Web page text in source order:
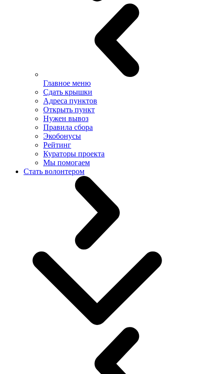
Главное меню
Сдать крышки
Адреса пунктов
Открыть пункт
Нужен вывоз
Правила сбора
Экобонусы
Рейтинг
Кураторы проекта
Мы помогаем
Стать волонтером